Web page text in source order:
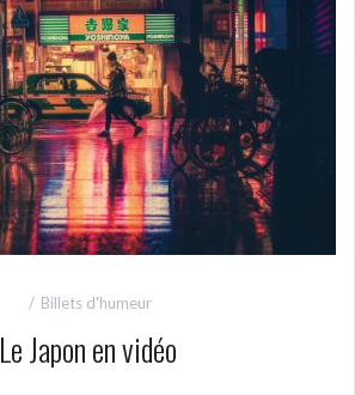
Billets d'humeur
Le Japon en vidéo